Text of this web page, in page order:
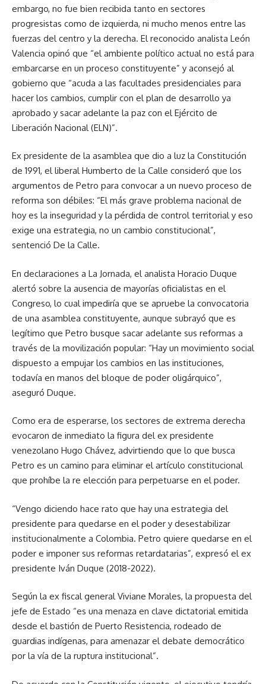
embargo, no fue bien recibida tanto en sectores
progresistas como de izquierda, ni mucho menos entre las
fuerzas del centro y la derecha. El reconocido analista León
Valencia opinó que “el ambiente político actual no está para
embarcarse en un proceso constituyente” y aconsejó al
gobierno que “acuda a las facultades presidenciales para
hacer los cambios, cumplir con el plan de desarrollo ya
aprobado y sacar adelante la paz con el Ejército de
Liberación Nacional (ELN)”.
Ex presidente de la asamblea que dio a luz la Constitución
de 1991, el liberal Humberto de la Calle consideró que los
argumentos de Petro para convocar a un nuevo proceso de
reforma son débiles: “El más grave problema nacional de
hoy es la inseguridad y la pérdida de control territorial y eso
exige una estrategia, no un cambio constitucional”,
sentenció De la Calle.
En declaraciones a La Jornada, el analista Horacio Duque
alertó sobre la ausencia de mayorías oficialistas en el
Congreso, lo cual impediría que se apruebe la convocatoria
de una asamblea constituyente, aunque subrayó que es
legítimo que Petro busque sacar adelante sus reformas a
través de la movilización popular: “Hay un movimiento social
dispuesto a empujar los cambios en las instituciones,
todavía en manos del bloque de poder oligárquico”,
aseguró Duque.
Como era de esperarse, los sectores de extrema derecha
evocaron de inmediato la figura del ex presidente
venezolano Hugo Chávez, advirtiendo que lo que busca
Petro es un camino para eliminar el artículo constitucional
que prohíbe la re elección para perpetuarse en el poder.
“Vengo diciendo hace rato que hay una estrategia del
presidente para quedarse en el poder y desestabilizar
institucionalmente a Colombia. Petro quiere quedarse en el
poder e imponer sus reformas retardatarias”, expresó el ex
presidente Iván Duque (2018-2022).
Según la ex fiscal general Viviane Morales, la propuesta del
jefe de Estado “es una menaza en clave dictatorial emitida
desde el bastión de Puerto Resistencia, rodeado de
guardias indígenas, para amenazar el debate democrático
por la vía de la ruptura institucional”.